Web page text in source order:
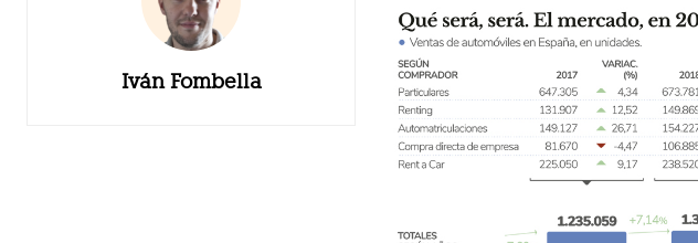
Iván Fombella